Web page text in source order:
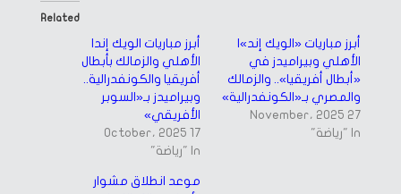
window)
window)
Related
أبرز مباريات الويك إند|
الأهلي والزمالك بأبطال
أفريقيا والكونفدرالية..
وبيراميدز بـ«السوبر
الأفريقي»
17 October، 2025
In "رياضة"
أبرز مباريات «الويك إند»|
الأهلي وبيراميدز في
«أبطال أفريقيا».. والزمالك
والمصري بـ«الكونفدرالية»
27 November، 2025
In "رياضة"
موعد انطلاق مشوار